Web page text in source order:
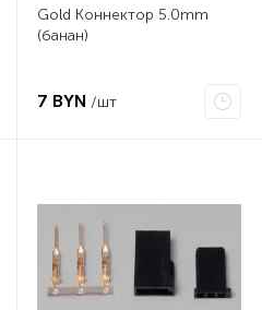
Gold Коннектор 5.0mm
(банан)
7 BYN /шт